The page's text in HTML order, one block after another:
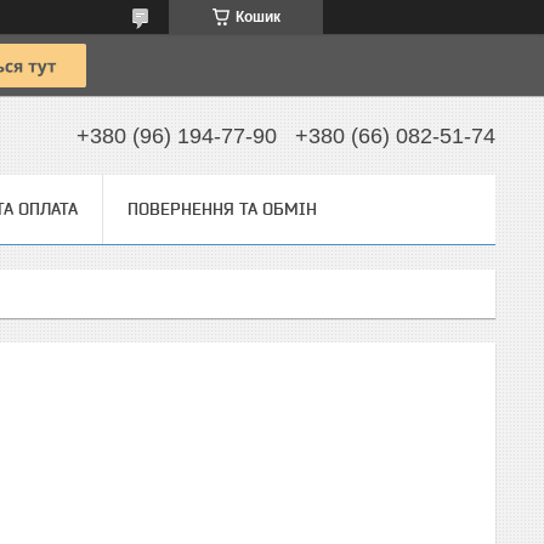
Кошик
+380 (96) 194-77-90 +380 (66) 082-51-74
ОПЛАТА ПОВЕРНЕННЯ ТА ОБМІН